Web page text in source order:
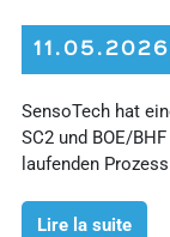
11.05.2026
SensoTech hat
SC2 und BOE/
laufenden
Lire la suite